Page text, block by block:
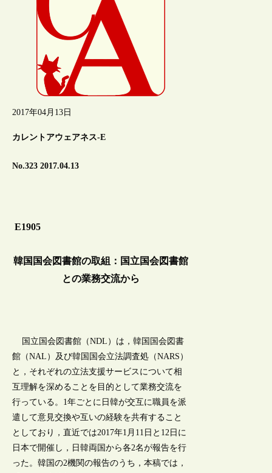
2017年04月13日
カレントアウェアネス-E
No.323 2017.04.13
E1905
韓国国会図書館の取組：国立国会図書館
との業務交流から
国立国会図書館（NDL）は，韓国国会図書
館（NAL）及び韓国国会立法調査処（NARS）
と，それぞれの立法支援サービスについて相
互理解を深めることを目的として業務交流を
行っている。1年ごとに日韓が交互に職員を派
遣して意見交換や互いの経験を共有すること
としており，直近では2017年1月11日と12日に
日本で開催し，日韓両国から各2名が報告を行
った。韓国の2機関の報告のうち，本稿では，